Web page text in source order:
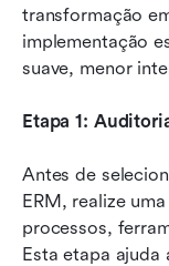
transformação
implementação
suave, menor
Etapa 1:
Antes de
ERM, realize
processos,
Esta etapa ajuda